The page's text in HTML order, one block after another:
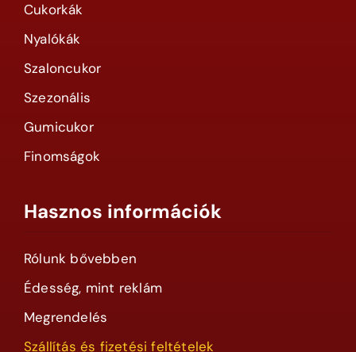
Cukorkák
Nyalókák
Szaloncukor
Szezonális
Gumicukor
Finomságok
Hasznos információk
Rólunk bővebben
Édesség, mint reklám
Megrendelés
Szállítás és fizetési feltételek